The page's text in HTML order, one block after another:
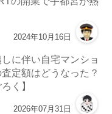
2024年10月16日
に伴い自宅マンショ
定額はどうなった？
く】
2026年07月31日